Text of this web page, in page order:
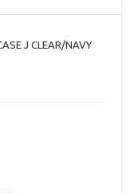
J CLEAR/NAVY